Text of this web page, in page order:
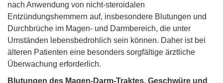
nach Anwendung von nicht-steroidalen
Entzündungshemmern auf, insbesondere Blutungen und
Durchbrüche im Magen- und Darmbereich, die unter
Umständen lebensbedrohlich sein können. Daher ist bei
älteren Patienten eine besonders sorgfältige ärztliche
Überwachung erforderlich.
Blutungen des Magen-Darm-Traktes, Geschwüre und